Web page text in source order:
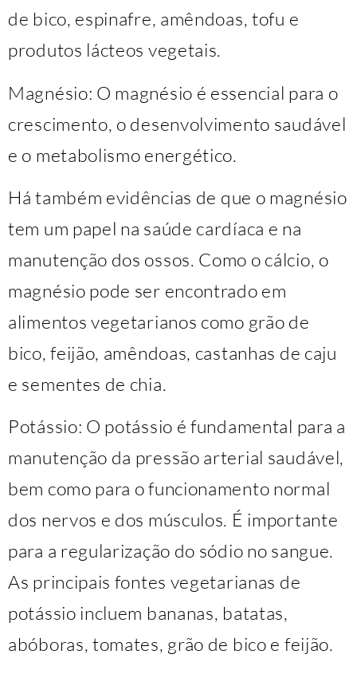
de bico, espinafre, amêndoas, tofu e
produtos lácteos vegetais.
Magnésio: O magnésio é essencial para o
crescimento, o desenvolvimento saudável
e o metabolismo energético.
Há também evidências de que o magnésio
tem um papel na saúde cardíaca e na
manutenção dos ossos. Como o cálcio, o
magnésio pode ser encontrado em
alimentos vegetarianos como grão de
bico, feijão, amêndoas, castanhas de caju
e sementes de chia.
Potássio: O potássio é fundamental para a
manutenção da pressão arterial saudável,
bem como para o funcionamento normal
dos nervos e dos músculos. É importante
para a regularização do sódio no sangue.
As principais fontes vegetarianas de
potássio incluem bananas, batatas,
abóboras, tomates, grão de bico e feijão.